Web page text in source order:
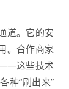
道。它的安
。合作商家
——这些技术
种“刷出来”